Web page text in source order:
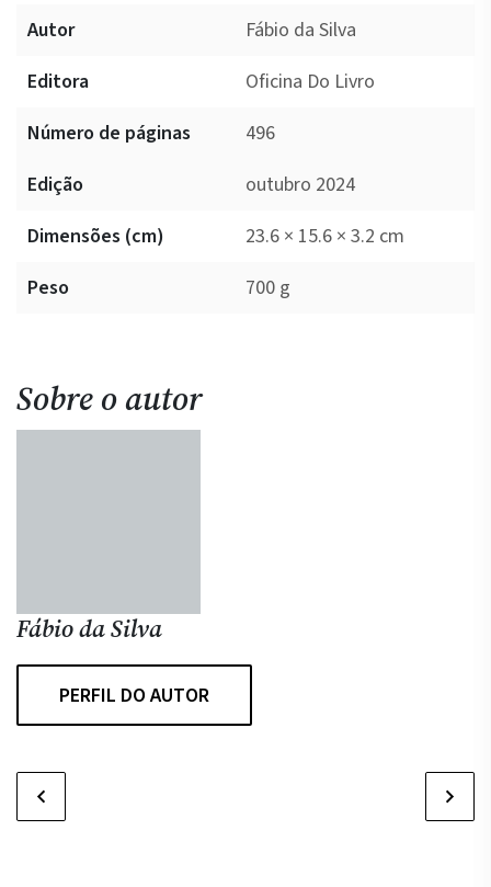
Autor
Fábio da Silva
Editora
Oficina Do Livro
Número de páginas
496
Edição
outubro 2024
Dimensões (cm)
23.6 × 15.6 × 3.2 cm
Peso
700 g
Sobre o autor
Fábio da Silva
PERFIL DO AUTOR